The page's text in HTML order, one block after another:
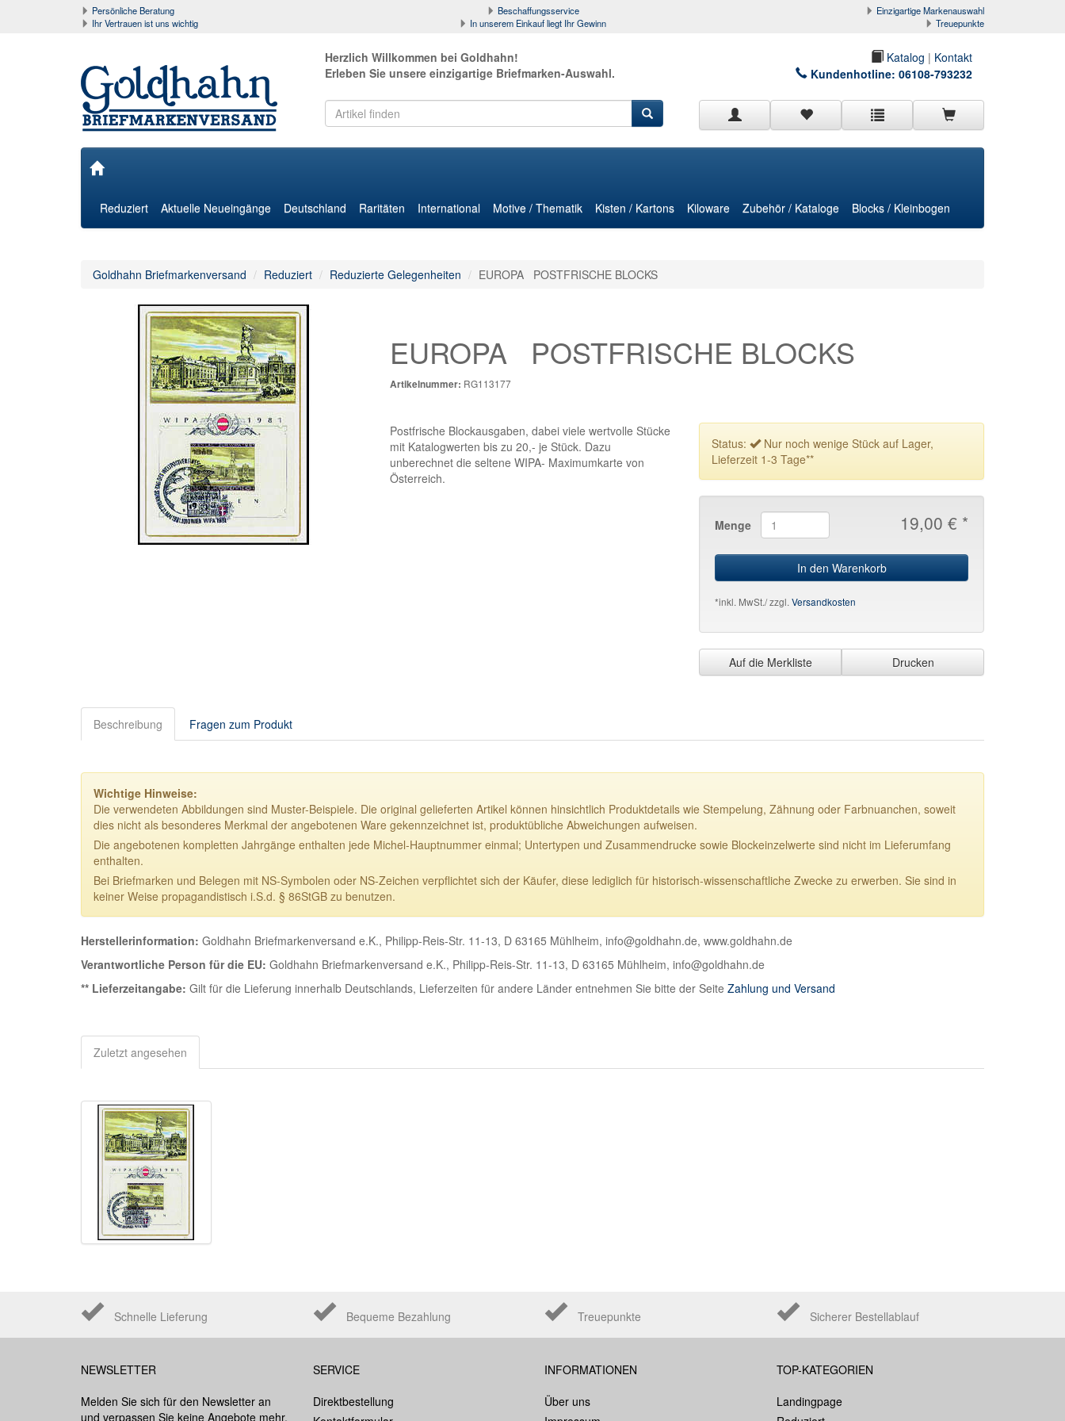
Persönliche Beratung Beschaffungsservice
Einzigartige Markenauswahl
Ihr Vertrauen ist uns wichtig
In unserem Einkauf liegt Ihr Gewinn Treuepunkte
Herzlich Willkommen bei Goldhahn!
Erleben Sie unsere einzigartige Briefmarken-Auswahl.
Katalog | Kontakt
Kundenhotline: 06108-793232
Reduziert Aktuelle Neueingänge Deutschland Raritäten International Motive / Thematik Kisten / Kartons Kiloware Zubehör / Kataloge Blocks / Kleinbogen
Goldhahn Briefmarkenversand Reduziert Reduzierte Gelegenheiten EUROPA POSTFRISCHE BLOCKS
EUROPA POSTFRISCHE BLOCKS
Artikelnummer: RG113177
Postfrische Blockausgaben, dabei viele wertvolle Stücke
mit Katalogwerten bis zu 20,- je Stück. Dazu
unberechnet die seltene WIPA- Maximumkarte von
Österreich.
Status:
Nur noch wenige Stück auf Lager,
Lieferzeit 1-3 Tage**
19,00 € *
Menge
In den Warenkorb
*inkl. MwSt./ zzgl. Versandkosten
Auf die Merkliste Drucken
Beschreibung Fragen zum Produkt
Wichtige Hinweise:
Die verwendeten Abbildungen sind Muster-Beispiele. Die original gelieferten Artikel können hinsichtlich Produktdetails wie Stempelung, Zähnung oder Farbnuanchen, soweit
dies nicht als besonderes Merkmal der angebotenen Ware gekennzeichnet ist, produktübliche Abweichungen aufweisen.
Die angebotenen kompletten Jahrgänge enthalten jede Michel-Hauptnummer einmal; Untertypen und Zusammendrucke sowie Blockeinzelwerte sind nicht im Lieferumfang
enthalten.
Bei Briefmarken und Belegen mit NS-Symbolen oder NS-Zeichen verpflichtet sich der Käufer, diese lediglich für historisch-wissenschaftliche Zwecke zu erwerben. Sie sind in
keiner Weise propagandistisch i.S.d. § 86StGB zu benutzen.
Herstellerinformation: Goldhahn Briefmarkenversand e.K., Philipp-Reis-Str. 11-13, D 63165 Mühlheim, info@goldhahn.de, www.goldhahn.de
Verantwortliche Person für die EU: Goldhahn Briefmarkenversand e.K., Philipp-Reis-Str. 11-13, D 63165 Mühlheim, info@goldhahn.de
** Lieferzeitangabe: Gilt für die Lieferung innerhalb Deutschlands, Lieferzeiten für andere Länder entnehmen Sie bitte der Seite Zahlung und Versand
Zuletzt angesehen
Schnelle Lieferung Bequeme Bezahlung Treuepunkte Sicherer Bestellablauf
NEWSLETTER
Melden Sie sich für den Newsletter an
und verpassen Sie keine Angebote mehr.
SERVICE
Direktbestellung
INFORMATIONEN
Über uns
TOP-KATEGORIEN
Landingpage